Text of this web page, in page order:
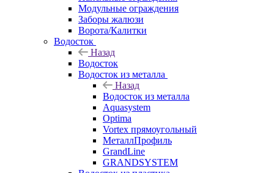
Модульные ограждения
Заборы жалюзи
Ворота/Калитки
Водосток
Назад
Водосток
Водосток из металла
Назад
Водосток из металла
Aquasystem
Optima
Vortex прямоугольный
МеталлПрофиль
GrandLine
GRANDSYSTEM